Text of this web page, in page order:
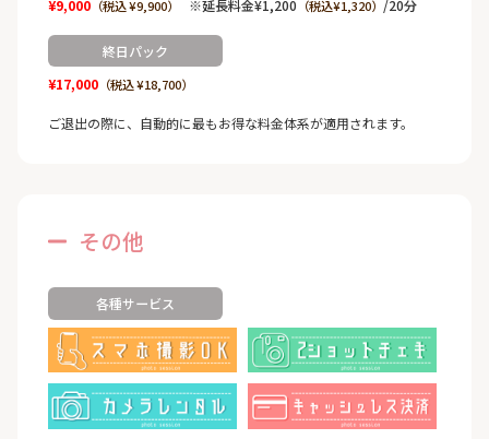
¥9,000（税込 ¥9,900） ※延長料金¥1,200 （税込¥1,320） /20分
終日パック
¥17,000（税込 ¥18,700）
ご退出の際に、自動的に最もお得な料金体系が適用されます。
その他
各種サービス